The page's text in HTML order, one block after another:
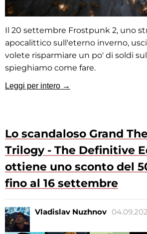
Il 20 settembre Frostpunk 2, uno
apocalittico sull'eterno inverno,
volete risparmiare un po' di soldi
spieghiamo come fare.
Leggi per intero →
Lo scandaloso Grand
Trilogy - The Definitive
ottiene uno sconto del
fino al 16 settembre
Vladislav Nuzhnov